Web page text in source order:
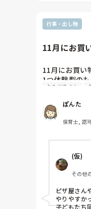
私のとこは
貼って絵の
ボンドに色
しましたよ
飾りつけた
食べてしま
行事・出し物
11月にお買
11月にお買い
1つ体験型の
が、やったこ
おみせやさん
ぽんた
保育士, 認
(仮)
その他
ピザ屋さん
やりやすか
子どもたち